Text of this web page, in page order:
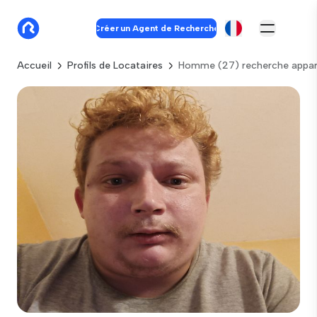
Créer un Agent de Recherche
Accueil Profils de Locataires Homme (27) recherche